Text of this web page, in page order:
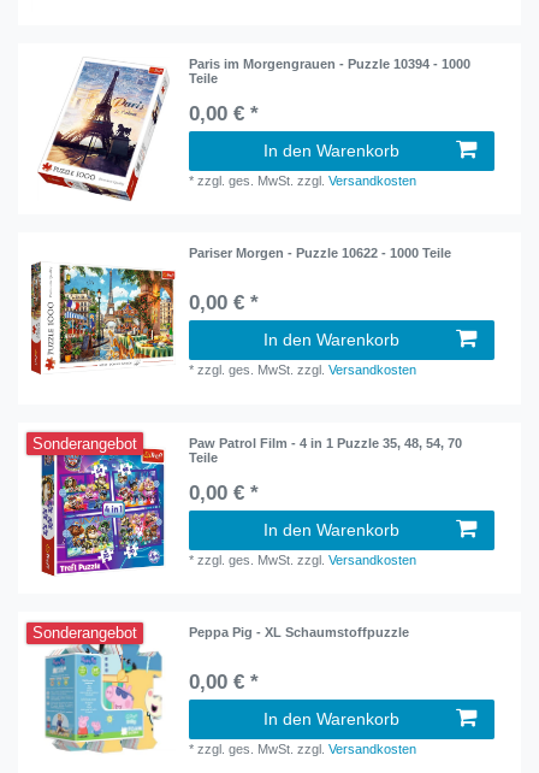
Paris im Morgengrauen - Puzzle 10394 - 1000
Teile
0,00 € *
In den Warenkorb
*zzgl. ges. MwSt. zzgl.Versandkosten
Pariser Morgen - Puzzle 10622 - 1000 Teile
0,00 € *
In den Warenkorb
*zzgl. ges. MwSt. zzgl.Versandkosten
Sonderangebot
Paw Patrol Film - 4 in 1 Puzzle 35, 48, 54, 70
Teile
0,00 € *
In den Warenkorb
*zzgl. ges. MwSt. zzgl.Versandkosten
Sonderangebot Peppa Pig - XL Schaumstoffpuzzle
0,00 € *
In den Warenkorb
*zzgl. ges. MwSt. zzgl.Versandkosten